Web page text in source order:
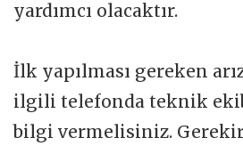
yardımcı olacaktır.
İlk yapılması gereken
ilgili telefonda teknik
bilgi vermelisiniz.